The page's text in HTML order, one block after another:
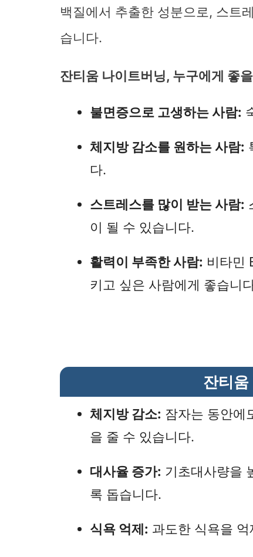
백질에서 추출한 성분으로, 스트
습니다.
잔티움 나이트버닝, 누구에게 좋
불면증으로 고생하는 사람:
체지방 감소를 원하는 사람:
다.
스트레스를 많이 받는 사람:
이 될 수 있습니다.
활력이 부족한 사람: 비타민
키고 싶은 사람에게 좋습니
잔티
체지방 감소: 잠자는 동안에
을 줄 수 있습니다.
대사율 증가: 기초대사량을
록 돕습니다.
식욕 억제: 과도한 식욕을